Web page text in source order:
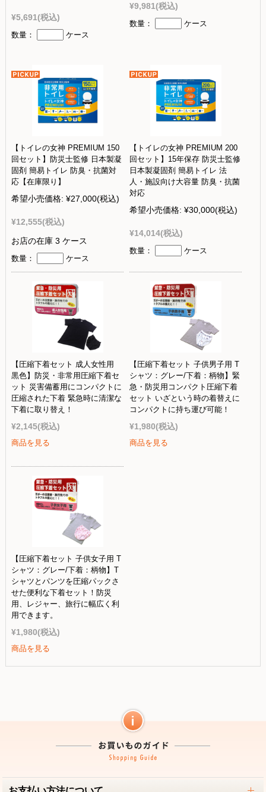
¥5,691(税込)
数量： ケース
¥9,981(税込)
数量： ケース
【トイレの女神 PREMIUM 150
回セット】防災士監修 日本製凝
固剤 簡易トイレ 防臭・抗菌対
応【在庫限り】
希望小売価格: ¥27,000(税込)
¥12,555(税込)
お店の在庫 3 ケース
数量： ケース
【トイレの女神 PREMIUM 200
回セット】15年保存 防災士監修
日本製凝固剤 簡易トイレ 法
人・施設向け大容量 防臭・抗菌
対応
希望小売価格: ¥30,000(税込)
¥14,014(税込)
数量： ケース
【圧縮下着セット 成人女性用
黒色】防災・非常用圧縮下着セ
ット 災害備蓄用にコンパクトに
圧縮された下着 緊急時に清潔な
下着に取り替え！
¥2,145(税込)
商品を見る
【圧縮下着セット 子供男子用 T
シャツ：グレー/下着：柄物】緊
急・防災用コンパクト圧縮下着
セット いざという時の着替えに
コンパクトに持ち運び可能！
¥1,980(税込)
商品を見る
【圧縮下着セット 子供女子用 T
シャツ：グレー/下着：柄物】T
シャツとパンツを圧縮パックさ
せた便利な下着セット！防災
用、レジャー、旅行に幅広く利
用できます。
¥1,980(税込)
商品を見る